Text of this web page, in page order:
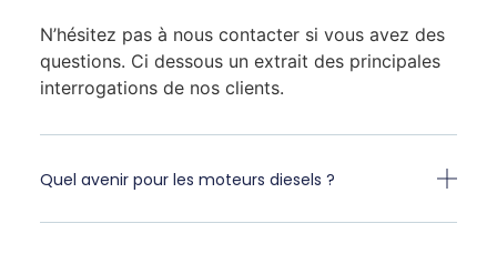
N’hésitez pas à nous contacter si vous avez des
questions. Ci dessous un extrait des principales
interrogations de nos clients.
Quel avenir pour les moteurs diesels ?